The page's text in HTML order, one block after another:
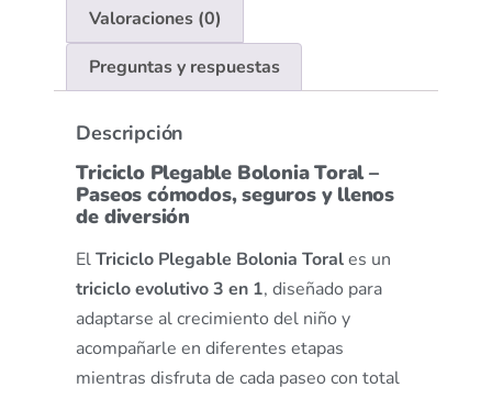
Valoraciones (0)
Preguntas y respuestas
Descripción
Triciclo Plegable Bolonia Toral –
Paseos cómodos, seguros y llenos
de diversión
ElTriciclo Plegable Bolonia Torales un
triciclo evolutivo 3 en 1, diseñado para
adaptarse al crecimiento del niño y
acompañarle en diferentes etapas
mientras disfruta de cada paseo con total